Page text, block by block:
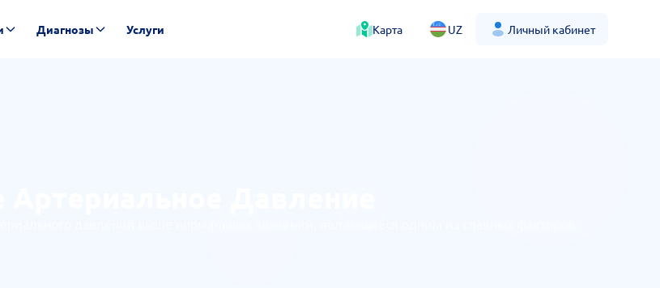
Диагнозы Услуги Карта UZ Личный кабинет